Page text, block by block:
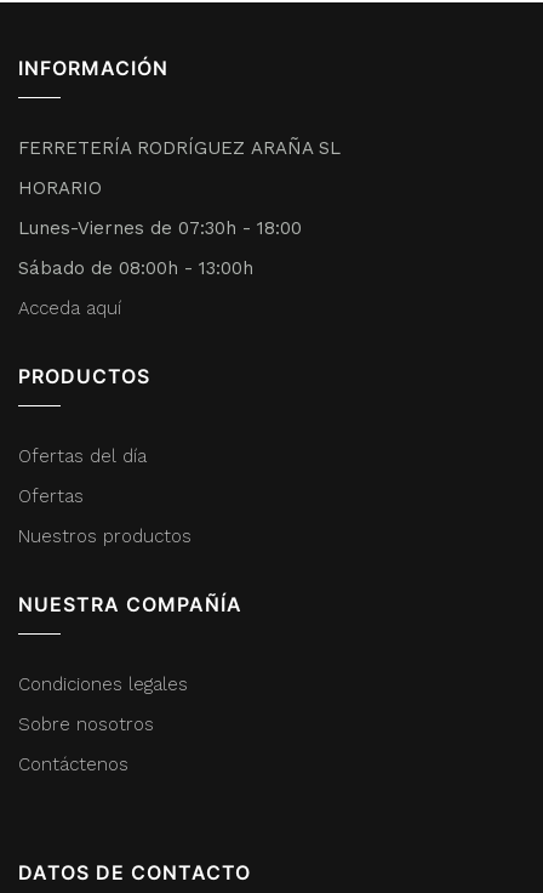
INFORMACIÓN
FERRETERÍA RODRÍGUEZ ARAÑA SL
HORARIO
Lunes-Viernes de 07:30h - 18:00
Sábado de 08:00h - 13:00h
Acceda aquí
PRODUCTOS
Ofertas del día
Ofertas
Nuestros productos
NUESTRA COMPAÑÍA
Condiciones legales
Sobre nosotros
Contáctenos
DATOS DE CONTACTO